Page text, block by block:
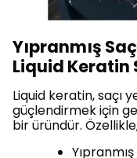
Yıpranmış
Liquid Keratin
Liquid keratin, saçı
güçlendirmek için
bir üründür. Özellikle;
Yıpranmış